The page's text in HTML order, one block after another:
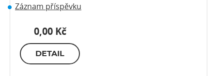
Záznam příspěvku
0,00 Kč
DETAIL